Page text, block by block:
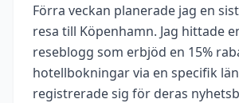
Förra veckan planerade jag en
resa till Köpenhamn. Jag hittade
reseblogg som erbjöd en 15%
hotellbokningar via en specifik
registrerade sig för deras